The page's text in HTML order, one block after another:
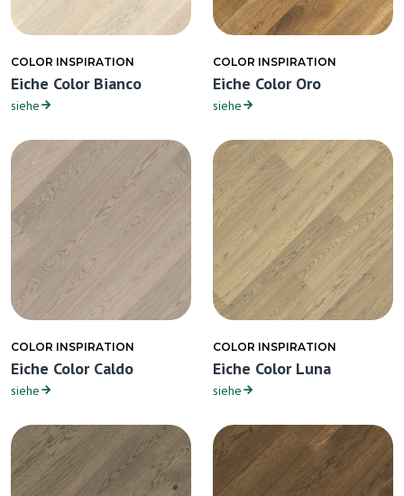
COLOR INSPIRATION
Eiche Color Bianco
siehe
COLOR INSPIRATION
Eiche Color Oro
siehe
COLOR INSPIRATION
Eiche Color Caldo
siehe
COLOR INSPIRATION
Eiche Color Luna
siehe